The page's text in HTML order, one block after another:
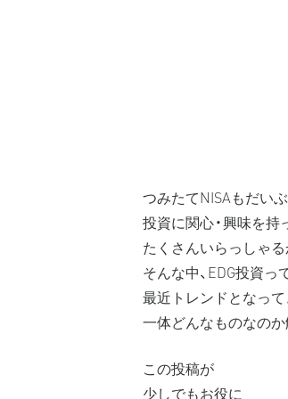
つみたてNISAもだい
投資に関心・興味を持
たくさんいらっしゃる
そんな中、EDG投資
最近トレンドとなっ
一体どんなものなの
この投稿が
少しでもお役に